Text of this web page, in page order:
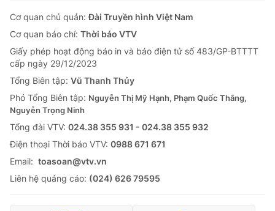
Cơ quan chủ quản:Đài Truyền hình Việt Nam
Cơ quan báo chí: Thời báo VTV
Giấy phép hoạt động báo in và báo điện tử số 483/GP-BTTTT
cấp ngày 29/12/2023
Tổng Biên tập: Vũ Thanh Thủy
Phó Tổng Biên tập: Nguyễn Thị Mỹ Hạnh, Phạm Quốc Thắng,
Nguyễn Trọng Ninh
Tổng đài VTV: 024.38 355 931 - 024.38 355 932
Ðiện thoại Thời báo VTV: 0988 671 671
Email: toasoan@vtv.vn
Liên hệ quảng cáo: (024) 626 79595